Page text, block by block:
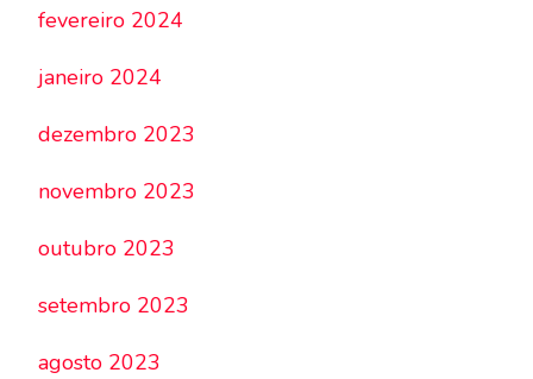
fevereiro 2024
janeiro 2024
dezembro 2023
novembro 2023
outubro 2023
setembro 2023
agosto 2023